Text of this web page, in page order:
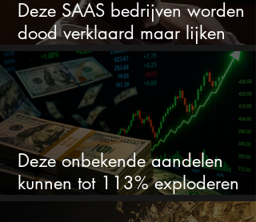
Deze SAAS bedrijven worden
dood verklaard maar lijken
springlevend
Deze onbekende aandelen
kunnen tot 113% exploderen
(één springt eruit)